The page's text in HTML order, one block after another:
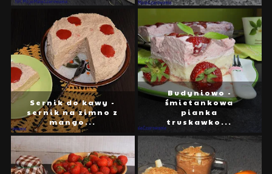
Sernik do kawy -
sernik na zimno z
mango...
Budyniowo -
śmietankowa
pianka
truskawko...